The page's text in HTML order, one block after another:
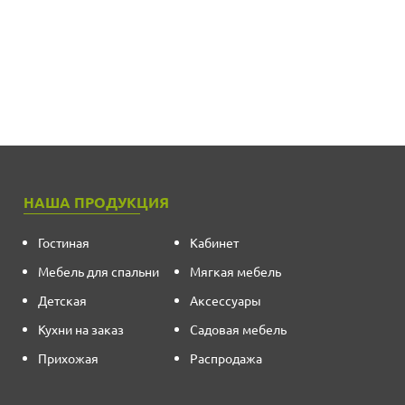
НАША ПРОДУКЦИЯ
Гостиная
Мебель для спальни
Детская
Кухни на заказ
Прихожая
Кабинет
Мягкая мебель
Аксессуары
Садовая мебель
Распродажа